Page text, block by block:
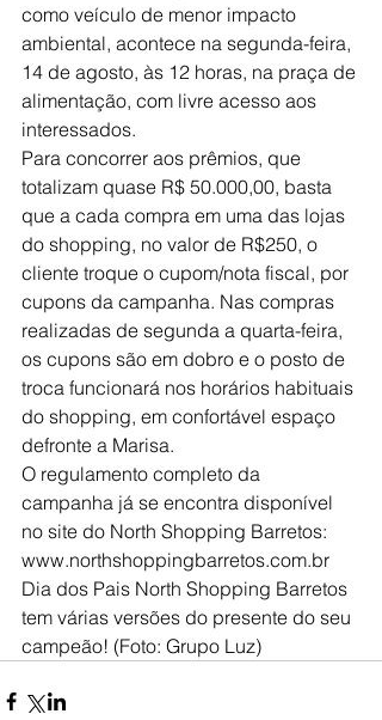
como veículo de menor impacto
ambiental, acontece na segunda-feira,
14 de agosto, às 12 horas, na praça de
alimentação, com livre acesso aos
interessados.
Para concorrer aos prêmios, que
totalizam quase R$ 50.000,00, basta
que a cada compra em uma das lojas
do shopping, no valor de R$250, o
cliente troque o cupom/nota fiscal, por
cupons da campanha. Nas compras
realizadas de segunda a quarta-feira,
os cupons são em dobro e o posto de
troca funcionará nos horários habituais
do shopping, em confortável espaço
defronte a Marisa.
O regulamento completo da
campanha já se encontra disponível
no site do North Shopping Barretos:
www.northshoppingbarretos.com.br
Dia dos Pais North Shopping Barretos
tem várias versões do presente do seu
campeão! (Foto: Grupo Luz)